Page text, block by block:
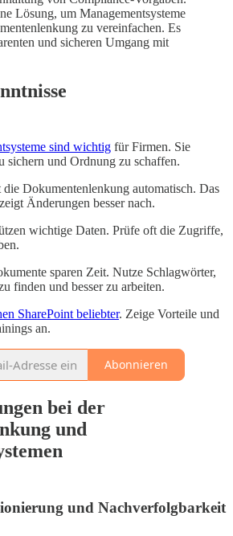
Lösung, um Managementsysteme
zu vereinfachen. Es
und sicheren Umgang mit
sind wichtig für Firmen. Sie
sichern und Ordnung zu schaffen.
die Dokumentenlenkung automatisch. Das
Änderungen besser nach.
wichtige Daten. Prüfe oft die Zugriffe,
sparen Zeit. Nutze Schlagwörter,
finden und besser zu arbeiten.
SharePoint beliebter. Zeige Vorteile und
an.
Abonnieren
bei der
und
und Nachverfolgbarkeit